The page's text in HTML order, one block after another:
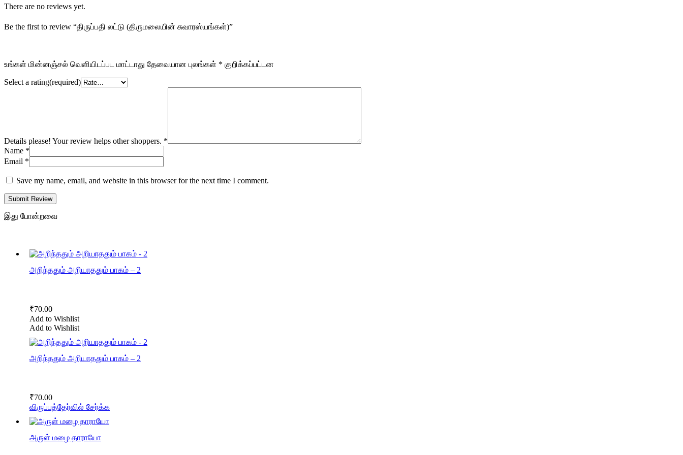
There are no reviews yet.
Be the first to review “திருப்பதி லட்டு (திருமலையின் சுவாரஸ்யங்கள்)”
உங்கள் மின்னஞ்சல் வெளியிடப்பட மாட்டாது தேவையான புலங்கள் * குறிக்கப்பட்டன
Select a rating(required)
Details please! Your review helps other shoppers. *
Name *
Email *
Save my name, email, and website in this browser for the next time I comment.
Submit Review
இது போன்றவை
அறிந்ததும் அறியாததும் பாகம் – 2
₹70.00
Add to Wishlist
Add to Wishlist
அறிந்ததும் அறியாததும் பாகம் – 2
₹70.00
விருப்பத்தேர்வில் சேர்க்க
அருள் மழை தாராயோ